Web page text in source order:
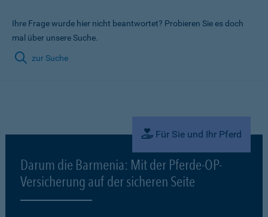
Ihre Frage wurde hier nicht beantwortet? Probieren Sie es doch
mal über unsere Suche.
zur Suche
Für Sie und Ihr Pferd
Darum die Barmenia: Mit der Pferde-OP-
Versicherung auf der sicheren Seite